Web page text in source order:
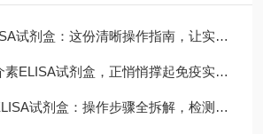
盒：这份清晰操作指南，让实验效率直接翻倍
试剂盒，正悄悄撑起免疫实验的核心舞台
试剂盒：操作步骤全拆解，检测轻松不踩坑